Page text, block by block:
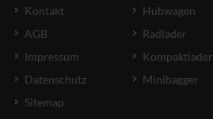
Kontakt
AGB
Impressum
Datenschutz
Sitemap
Hubwagen
Radlader
Kompaktlader
Minibagger